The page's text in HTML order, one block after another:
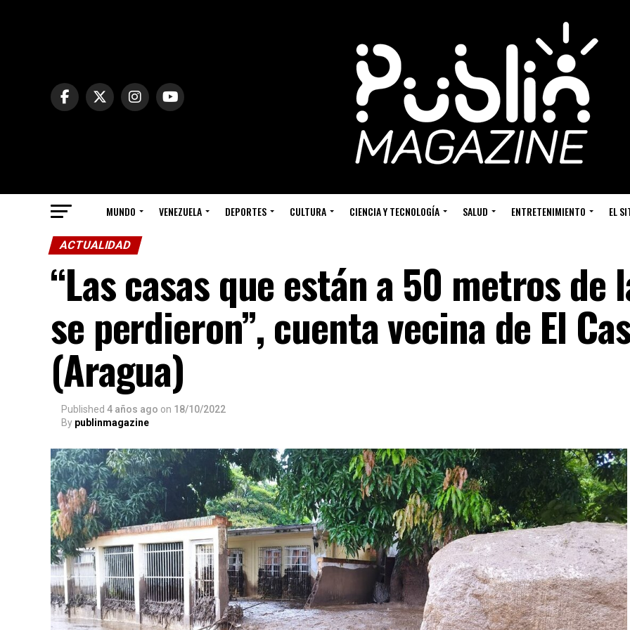
MUNDO VENEZUELA DEPORTES CULTURA CIENCIA Y TECNOLOGÍA SALUD ENTRETENIMIENTO EL
ACTUALIDAD
“Las casas que están a 50 metros de
se perdieron”, cuenta vecina de El
(Aragua)
Published 4 años ago on 18/10/2022
By publinmagazine